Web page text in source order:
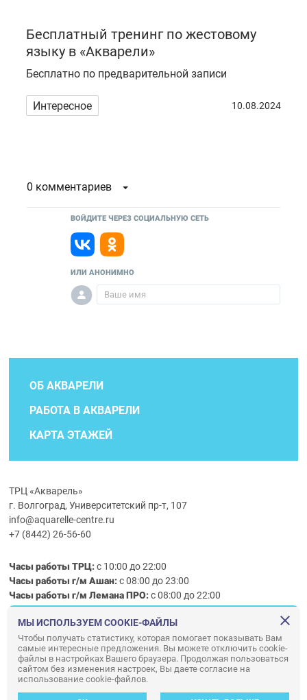
Бесплатный тренинг по жестовому
языку в «Акварели»
Бесплатно по предварительной записи
Интересное 10.08.2024
0 комментариев
ВОЙДИТЕ ЧЕРЕЗ СОЦИАЛЬНУЮ СЕТЬ
ИЛИ АНОНИМНО
ОБ АКВАРЕЛИ
РАБОТА В АКВАРЕЛИ
КАРТА ЭТАЖЕЙ
ТРЦ «Акварель»
г. Волгоград, Университетский пр-т, 107
info@aquarelle-centre.ru
+7 (8442) 26-56-60
Часы работы ТРЦ:с 10:00 до 22:00
Часы работы г/м Ашан:с 08:00 до 23:00
Часы работыг/мЛемана ПРО:с 08:00 до 22:00
Правила посещения ТРЦ «Акварель»
ООО «АКВАРЕЛЬ»
© ООО «Акварель» 2010–2026. All right reserved.
Дизайн концепция сайта —
МЫ ИСПОЛЬЗУЕМ COOKIE-ФАЙЛЫ
Чтобы получать статистику, которая помогает показывать Вам
самые интересные предложения. Вы можете отключить cookie-
файлы в настройках Вашего браузера. Продолжая пользоваться
сайтом без изменения настроек, Вы даете согласие на
использование cookie-файлов.